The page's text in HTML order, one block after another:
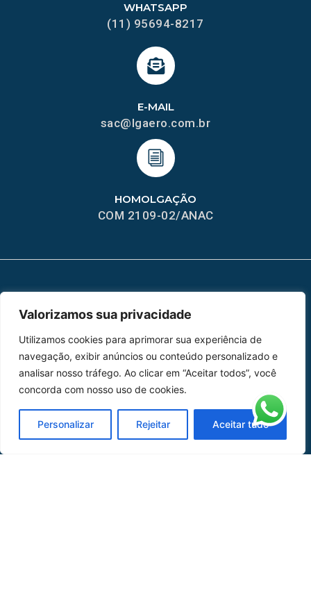
Valorizamos sua privacidade
Utilizamos cookies para aprimorar sua experiência de
navegação, exibir anúncios ou conteúdo personalizado e
analisar nosso tráfego. Ao clicar em “Aceitar todos”, você
concorda com nosso uso de cookies.
Personalizar Rejeitar Aceitar tudo
HOMOLGAÇÃO
COM 2109-02/ANAC
E-MAIL
sac@lgaero.com.br
WHATSAPP
(11) 95694-8217
Peças
Catálogo de Aplicações
Oficina de Mangueiras